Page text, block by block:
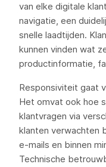
van elke digitale
navigatie, een
snelle laadtijden.
kunnen vinden wat
productinformatie,
Responsiviteit gaat
Het omvat ook hoe
klantvragen via
klanten verwachten
e-mails en binnen
Technische